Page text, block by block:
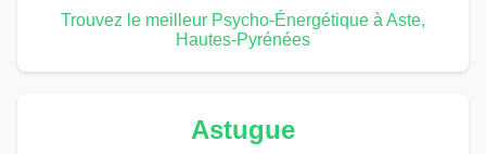
Trouvez le meilleur Psycho-Énergétique à Aste,
Hautes-Pyrénées
Astugue